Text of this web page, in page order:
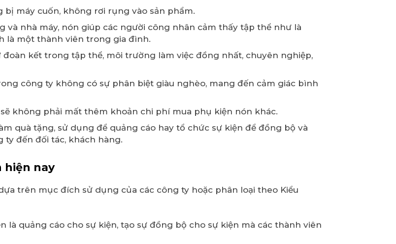
máy cuốn, không rơi rụng vào sản phẩm.
và nhà máy, nón giúp các người công nhân cảm thấy tập thể như là
là một thành viên trong gia đình.
kết trong tập thể, môi trường làm việc đồng nhất, chuyên nghiệp,
công ty không có sự phân biệt giàu nghèo, mang đến cảm giác bình
không phải mất thêm khoản chi phí mua phụ kiện nón khác.
quà tặng, sử dụng để quảng cáo hay tổ chức sự kiện để đồng bộ và
đến đối tác, khách hàng.
hiện nay
trên mục đích sử dụng của các công ty hoặc phân loại theo Kiểu
là quảng cáo cho sự kiện, tạo sự đồng bộ cho sự kiện mà các thành viên